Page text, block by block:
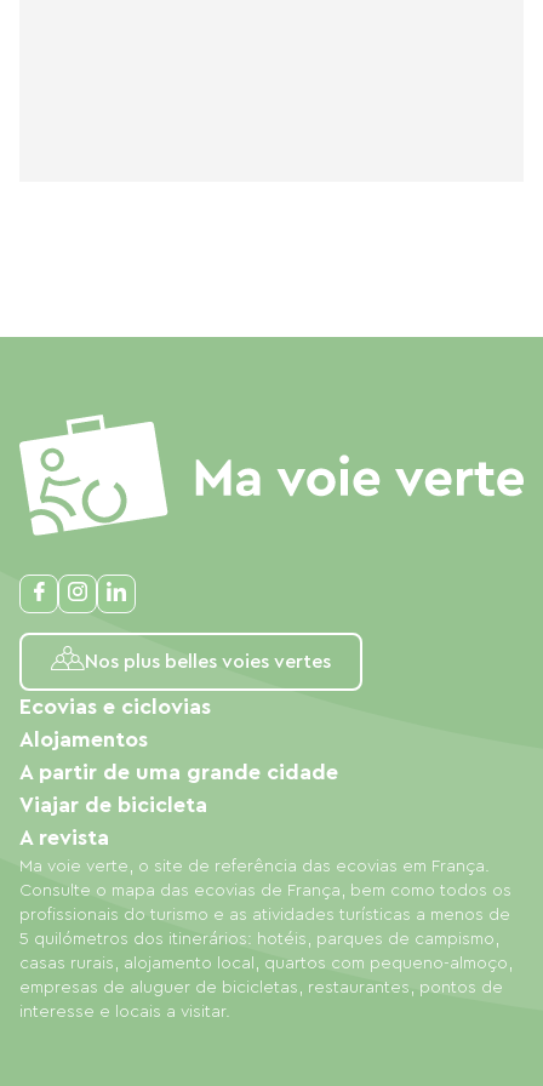
Nos plus belles voies vertes
Ma voie verte, o site de referência das ecovias em França.
Consulte o mapa das ecovias de França, bem como todos os
profissionais do turismo e as atividades turísticas a menos de
5 quilómetros dos itinerários: hotéis, parques de campismo,
casas rurais, alojamento local, quartos com pequeno-almoço,
empresas de aluguer de bicicletas, restaurantes, pontos de
interesse e locais a visitar.
Ecovias e ciclovias
Alojamentos
A partir de uma grande cidade
Viajar de bicicleta
A revista